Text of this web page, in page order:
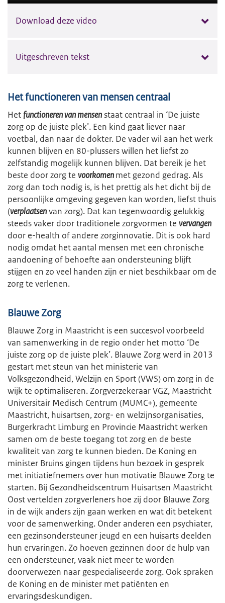
Download deze video
Uitgeschreven tekst
Het functioneren van mensen centraal
Het functioneren van mensenstaat centraal in ‘De juiste
zorg op de juiste plek’. Een kind gaat liever naar
voetbal, dan naar de dokter. De vader wil aan het werk
kunnen blijven en 80-plussers willen het liefst zo
zelfstandig mogelijk kunnen blijven. Dat bereik je het
beste door zorg te voorkomenmet gezond gedrag. Als
zorg dan toch nodig is, is het prettig als het dicht bij de
persoonlijke omgeving gegeven kan worden, liefst thuis
(verplaatsenvan zorg). Dat kan tegenwoordig gelukkig
steeds vaker door traditionele zorgvormen te vervangen
door e-health of andere zorginnovatie. Dit is ook hard
nodig omdat het aantal mensen met een chronische
aandoening of behoefte aan ondersteuning blijft
stijgen en zo veel handen zijn er niet beschikbaar om de
zorg te verlenen.
Blauwe Zorg
Blauwe Zorg in Maastricht is een succesvol voorbeeld
van samenwerking in de regio onder het motto ‘De
juiste zorg op de juiste plek’. Blauwe Zorg werd in 2013
gestart met steun van het ministerie van
Volksgezondheid, Welzijn en Sport (VWS) om zorg in de
wijk te optimaliseren. Zorgverzekeraar VGZ, Maastricht
Universitair Medisch Centrum (MUMC+), gemeente
Maastricht, huisartsen, zorg- en welzijnsorganisaties,
Burgerkracht Limburg en Provincie Maastricht werken
samen om de beste toegang tot zorg en de beste
kwaliteit van zorg te kunnen bieden. De Koning en
minister Bruins gingen tijdens hun bezoek in gesprek
met initiatiefnemers over hun motivatie Blauwe Zorg te
starten. Bij Gezondheidscentrum Huisartsen Maastricht
Oost vertelden zorgverleners hoe zij door Blauwe Zorg
in de wijk anders zijn gaan werken en wat dit betekent
voor de samenwerking. Onder anderen een psychiater,
een gezinsondersteuner jeugd en een huisarts deelden
hun ervaringen. Zo hoeven gezinnen door de hulp van
een ondersteuner, vaak niet meer te worden
doorverwezen naar gespecialiseerde zorg. Ook spraken
de Koning en de minister met patiënten en
ervaringsdeskundigen.